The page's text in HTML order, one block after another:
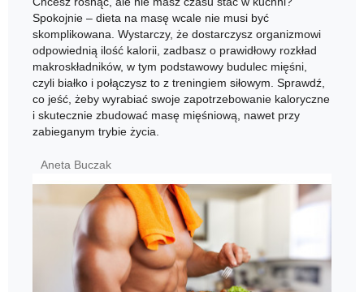
Spokojnie – dieta na masę wcale nie musi być
skomplikowana. Wystarczy, że dostarczysz organizmowi
odpowiednią ilość kalorii, zadbasz o prawidłowy rozkład
makroskładników, w tym podstawowy budulec mięśni,
czyli białko i połączysz to z treningiem siłowym. Sprawdź,
co jeść, żeby wyrabiać swoje zapotrzebowanie kaloryczne
i skutecznie zbudować masę mięśniową, nawet przy
zabieganym trybie życia.
Aneta Buczak